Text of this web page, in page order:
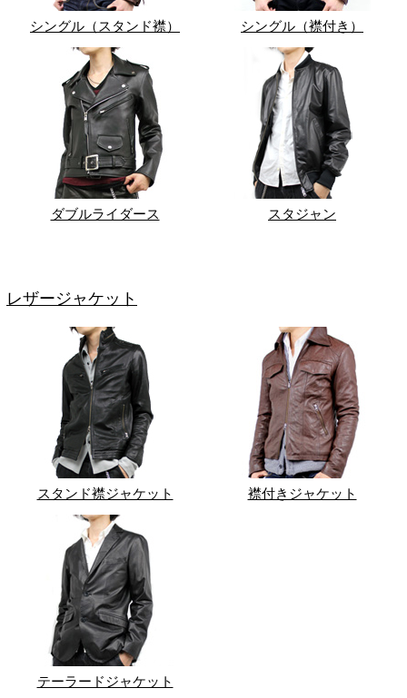
シングル（スタンド襟） シングル（襟付き）
ダブルライダース スタジャン
レザージャケット
スタンド襟ジャケット 襟付きジャケット
テーラードジャケット